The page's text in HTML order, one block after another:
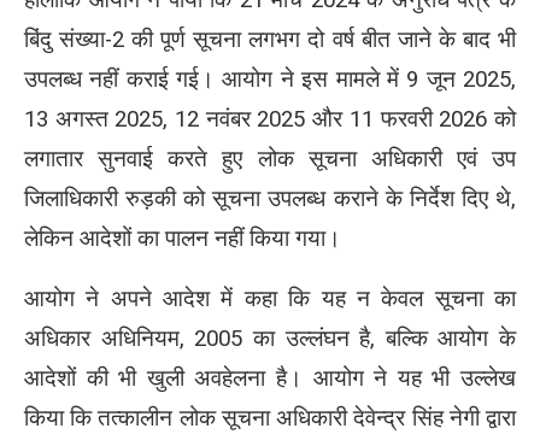
बिंदु संख्या-2 की पूर्ण सूचना लगभग दो वर्ष बीत जाने के बाद भी
उपलब्ध नहीं कराई गई। आयोग ने इस मामले में 9 जून 2025,
13 अगस्त 2025, 12 नवंबर 2025 और 11 फरवरी 2026 को
लगातार सुनवाई करते हुए लोक सूचना अधिकारी एवं उप
जिलाधिकारी रुड़की को सूचना उपलब्ध कराने के निर्देश दिए थे,
लेकिन आदेशों का पालन नहीं किया गया।
आयोग ने अपने आदेश में कहा कि यह न केवल सूचना का
अधिकार अधिनियम, 2005 का उल्लंघन है, बल्कि आयोग के
आदेशों की भी खुली अवहेलना है। आयोग ने यह भी उल्लेख
किया कि तत्कालीन लोक सूचना अधिकारी देवेन्द्र सिंह नेगी द्वारा